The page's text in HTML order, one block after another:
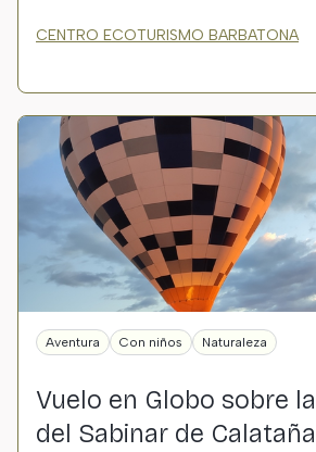
CENTRO ECOTURISMO BARBATONA
Aventura Con niños Naturaleza
Vuelo en Globo sobre
del Sabinar de